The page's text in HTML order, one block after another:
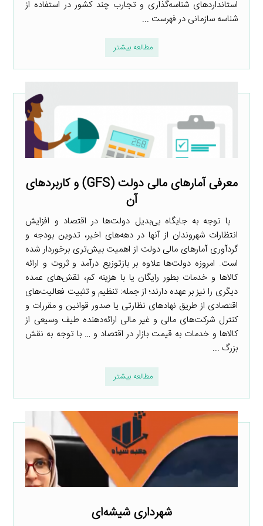
استانداردهای شناسه‌گذاری و تجارب چند کشور در استفاده از
شناسه سازمانی در فهرست ...
مطالعه بیشتر
معرفی آمارهای مالی دولت (GFS) و کاربردهای
آن
با توجه به جایگاه بی‌بدیل دولت‌ها در اقتصاد و افزایش
انتظارات شهروندان از آنها در دهه‌های اخیر، تدوین بودجه و
گردآوری آمارهای مالی دولت از اهمیت بیش‌تری برخوردار شده
است. امروزه دولت‌ها علاوه بر بازتوزیع درآمد و ثروت و ارائه
کالاها و خدمات بطور رایگان یا با هزینه کم، نقش‌های عمده
دیگری را نیز بر عهده دارند؛ از جمله: تنظیم و تثبیت فعالیت‌های
اقتصادی از طریق نهادهای نظارتی یا صدور قوانین و مقررات و
کنترل شرکت‌های مالی و غیر مالی ارائه‌دهنده طیف وسیعی از
کالاها و خدمات به قیمت بازار در اقتصاد و … با توجه به نقش
بزرگ ...
مطالعه بیشتر
شهرداری شیشه‌ای